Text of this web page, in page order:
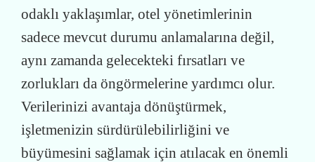
odaklı yaklaşımlar, otel yönetimlerinin
sadece mevcut durumu anlamalarına değil,
aynı zamanda gelecekteki fırsatları ve
zorlukları da öngörmelerine yardımcı olur.
Verilerinizi avantaja dönüştürmek,
işletmenizin sürdürülebilirliğini ve
büyümesini sağlamak için atılacak en önemli